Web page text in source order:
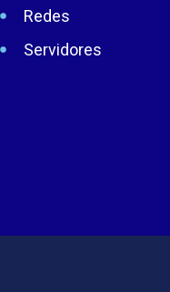
Redes
Servidores